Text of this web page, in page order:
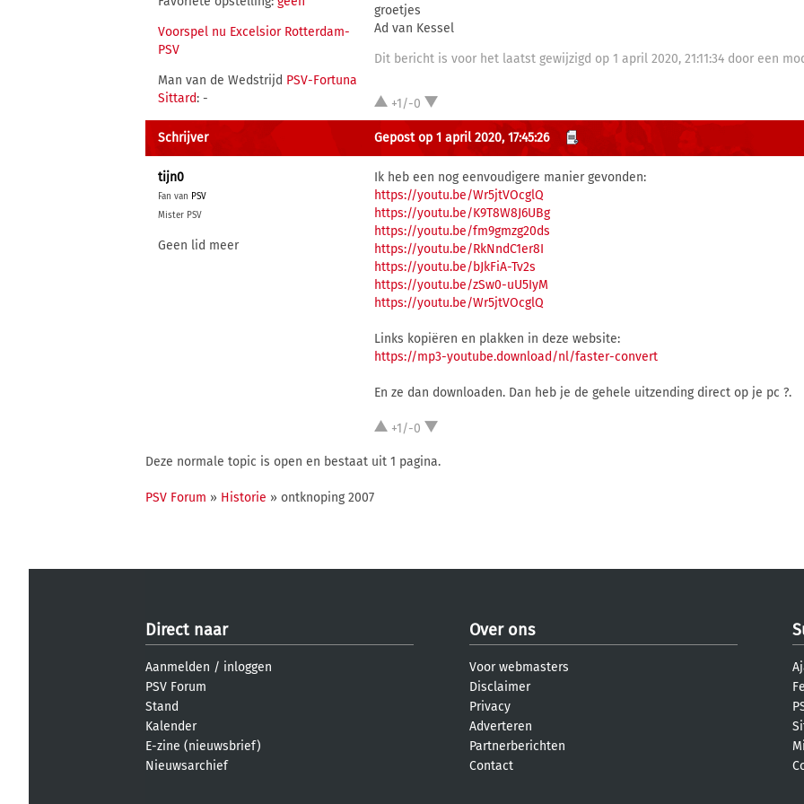
Voorspel nu Excelsior Rotterdam-
PSV
Man van de Wedstrijd PSV-Fortuna
Sittard: -
groetjes
Ad van Kessel
Dit bericht is voor het laatst gewijzigd op 1 april 2020, 21:11:34 door een
+1/-0
Schrijver Gepost op 1 april 2020, 17:45:26
tijn0
Fan van PSV
Mister PSV
Geen lid meer
Ik heb een nog eenvoudigere manier gevonden:
https://youtu.be/Wr5jtVOcglQ
https://youtu.be/K9T8W8J6UBg
https://youtu.be/fm9gmzg20ds
https://youtu.be/RkNndC1er8I
https://youtu.be/bJkFiA-Tv2s
https://youtu.be/zSw0-uU5IyM
https://youtu.be/Wr5jtVOcglQ
Links kopiëren en plakken in deze website:
https://mp3-youtube.download/nl/faster-convert
En ze dan downloaden. Dan heb je de gehele uitzending direct op je pc ?.
+1/-0
Deze normale topic is open en bestaat uit 1 pagina.
PSV Forum » Historie » ontknoping 2007
Direct naar
Aanmelden / inloggen
PSV Forum
Stand
Kalender
E-zine (nieuwsbrief)
Nieuwsarchief
Over ons
Voor webmasters
Disclaimer
Privacy
Adverteren
Partnerberichten
Contact